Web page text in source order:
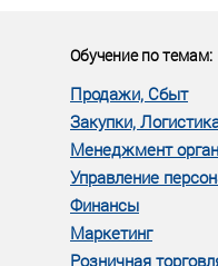
Обучение по темам:
Продажи, Сбыт
Закупки,
Менеджмент
Управление
Финансы
Маркетинг
Розничная